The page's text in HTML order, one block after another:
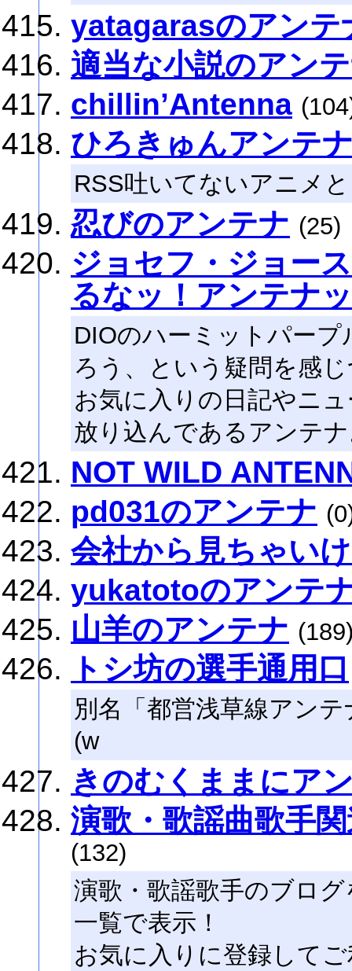
yatagarasのアンテ
適当な小説のアン
chillin’Antenna
ひろきゅんアンテ
RSS吐いてないアニメ
忍びのアンテナ (25)
ジョセフ・ジョー
るなッ！アンテナ
DIOのハーミットパー
ろう、という疑問を感
お気に入りの日記やニ
放り込んであるアンテ
NOT WILD
pd031のアンテナ
会社から見ちゃい
yukatotoのアンテ
山羊のアンテナ
トシ坊の選手通用口
別名「都営浅草線アン
(w
きのむくままにア
演歌・歌謡曲歌手
(132)
演歌・歌謡歌手のブロ
一覧で表示！
お気に入りに登録して